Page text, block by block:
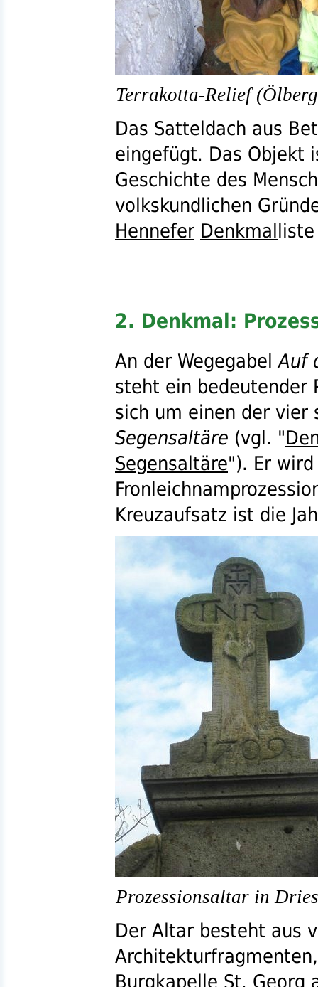
Terrakotta-Relief
Das Satteldach aus
eingefügt. Das Objekt
Geschichte des
volkskundlichen
Hennefer Denkmal
2. Denkmal:
An der WegegabelAuf
steht ein bedeutender
sich um einen der vier
Segensaltäre (vgl. "
Segensaltäre"). Er
Kreuzaufsatz ist die
Prozessionsaltar in
Der Altar besteht aus
Burgkapelle St. Georg